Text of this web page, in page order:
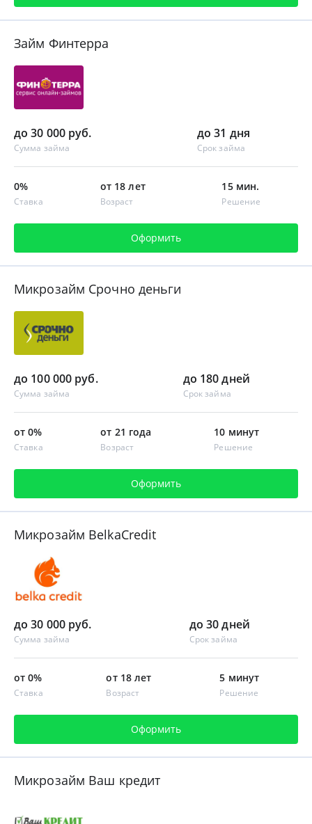
Займ Финтерра
до 30 000 руб.
Сумма займа
до 31 дня
Срок займа
0%
Ставка
от 18 лет
Возраст
15 мин.
Решение
Оформить
Микрозайм Срочно деньги
до 100 000 руб.
Сумма займа
до 180 дней
Срок займа
от 0%
Ставка
от 21 года
Возраст
10 минут
Решение
Оформить
Микрозайм BelkaCredit
до 30 000 руб.
Сумма займа
до 30 дней
Срок займа
от 0%
Ставка
от 18 лет
Возраст
5 минут
Решение
Оформить
Микрозайм Ваш кредит